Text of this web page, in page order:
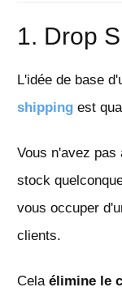
1. Drop
L'idée de base
shipping est
Vous n'avez pas
stock
vous occuper
clients.
Celaélimine le